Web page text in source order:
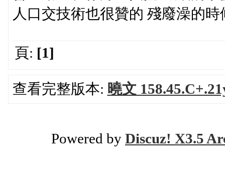
人口交技術也很贊的 殘廢澡的
頁: [1]
查看完整版本: 曉文
Powered by Discuz! X3.5